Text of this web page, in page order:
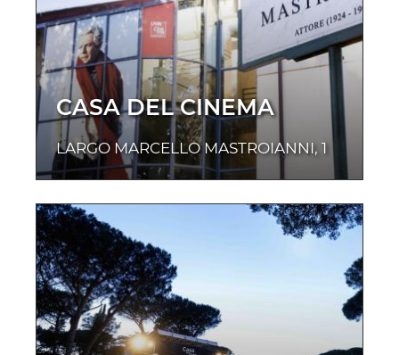
CASA DEL CINEMA
LARGO MARCELLO MASTROIANNI, 1